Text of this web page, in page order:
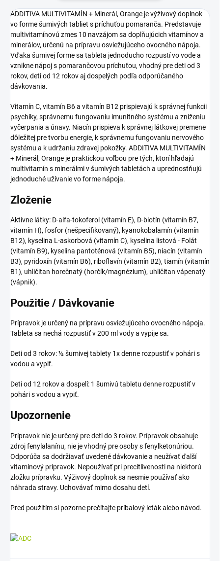
ADDITIVA MULTIVITAMÍN + Minerál, Orange je výživový doplnok
vo forme šumivých tabliet s príchuťou pomaranča. Predstavuje
multivitamínovú zmes 10 navzájom sa doplňujúcich vitamínov a
minerálov, určenú na prípravu osviežujúceho ovocného nápoja.
Vďaka šumivej forme sa tableta jednoducho rozpustí vo vode a
vznikne nápoj s pomarančovou príchuťou, vhodný pre deti od 3
rokov, deti od 12 rokov aj dospelých podľa odporúčaného
dávkovania.
Vitamín C, vitamín B6 a vitamín B12 prispievajú k správnej funkcii
psychiky, správnemu fungovaniu imunitného systému a zníženiu
vyčerpania a únavy. Niacín prispieva k správnej látkovej premene
dôležitej pre tvorbu energie, k správnemu fungovaniu nervového
systému a k udržaniu zdravej pokožky. ADDITIVA MULTIVITAMÍN
+ Minerál, Orange je praktickou voľbou pre tých, ktorí hľadajú
multivitamín s minerálmi v šumivých tabletách a uprednostňujú
jednoduché užívanie vo forme nápoja.
Zloženie
Aktívne látky: D-alfa-tokoferol (vitamín E), D-biotín (vitamín B7,
vitamín H), fosfor (nešpecifikovaný), kyanokobalamín (vitamín
B12), kyselina L-askorbová (vitamín C), kyselina listová - Folát
(vitamín B9), kyselina pantoténová (vitamín B5), niacín (vitamín
B3), pyridoxín (vitamín B6), riboflavín (vitamín B2), tiamín (vitamín
B1), uhličitan horečnatý (horčík/magnézium), uhličitan vápenatý
(vápnik).
Použitie / Dávkovanie
Prípravok je určený na prípravu osviežujúceho ovocného nápoja.
Tableta sa nechá rozpustiť v 200 ml vody a vypije sa.
Deti od 3 rokov: ½ šumivej tablety 1x denne rozpustiť v pohári s
vodou a vypiť.
Deti od 12 rokov a dospelí: 1 šumivú tabletu denne rozpustiť v
pohári s vodou a vypiť.
Upozornenie
Prípravok nie je určený pre deti do 3 rokov. Prípravok obsahuje
zdroj fenylalanínu, nie je vhodný pre osoby s fenylketonúriou.
Odporúča sa dodržiavať uvedené dávkovanie a neužívať ďalší
vitamínový prípravok. Nepoužívať pri precitlivenosti na niektorú
zložku prípravku. Výživový doplnok sa nesmie používať ako
náhrada stravy. Uchovávať mimo dosahu detí.
Pred použitím si pozorne prečítajte príbalový leták alebo návod.